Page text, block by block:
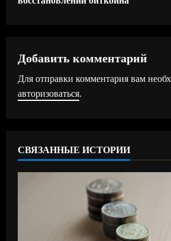
о
ж
и
ч
Добавить комментарий
Для отправки комментария вам
авторизоваться.
СВЯЗАННЫЕ ИСТОРИИ